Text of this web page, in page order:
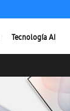
Tecnología AI